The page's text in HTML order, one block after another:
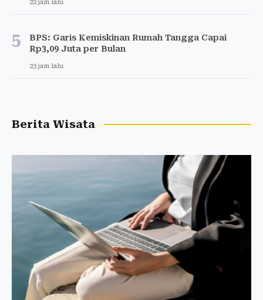
22 jam lalu
5
BPS: Garis Kemiskinan Rumah Tangga Capai
Rp3,09 Juta per Bulan
23 jam lalu
Berita Wisata